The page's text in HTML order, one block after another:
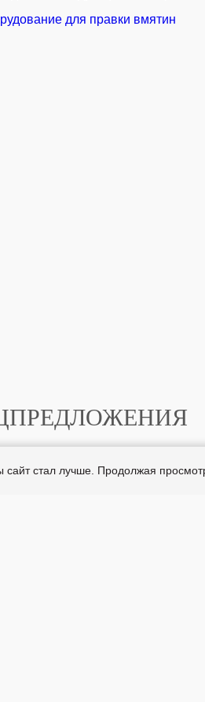
для правки вмятин
стал лучше. Продолжая